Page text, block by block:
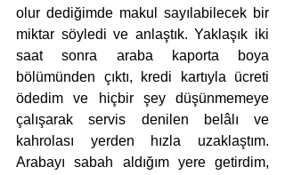
olur dediğimde makul sayılabilecek bir
miktar söyledi ve anlaştık. Yaklaşık iki
saat sonra araba kaporta boya
bölümünden çıktı, kredi kartıyla ücreti
ödedim ve hiçbir şey düşünmemeye
çalışarak servis denilen belâlı ve
kahrolası yerden hızla uzaklaştım.
Arabayı sabah aldığım yere getirdim,